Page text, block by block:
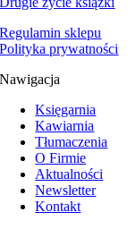
Regulamin sklepu
Polityka prywatności
Nawigacja
Księgarnia
Kawiarnia
Tłumaczenia
O Firmie
Aktualności
Newsletter
Kontakt